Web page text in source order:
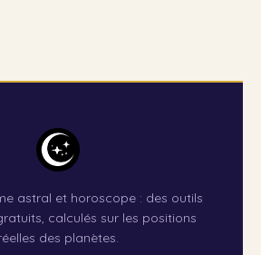
astral et horoscope : des outils
calculés sur les positions
des planètes.